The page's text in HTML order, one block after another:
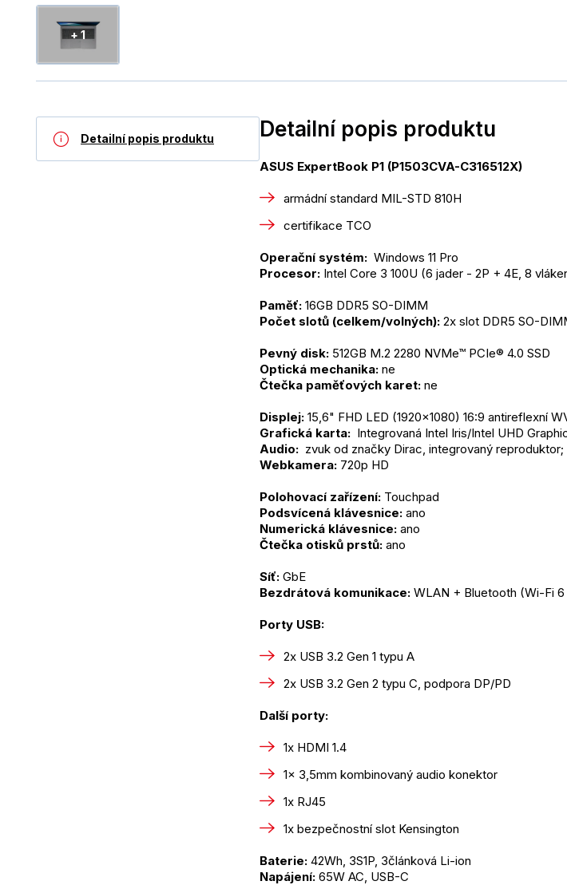
+ 1
Detailní popis produktu Detailní popis produktu
ASUS ExpertBook P1 (P1503CVA-C316512X)
armádní standard MIL-STD 810H
certifikace TCO
Operační systém: Windows 11 Pro
Procesor: Intel Core 3 100U (6 jader - 2P + 4E, 8
Paměť: 16GB DDR5 SO-DIMM
Počet slotů (celkem/volných): 2x slot DDR5 SO-
Pevný disk: 512GB M.2 2280 NVMe™ PCIe® 4.0 SSD
Optická mechanika: ne
Čtečka paměťových karet: ne
Displej: 15,6" FHD LED (1920x1080) 16:9 antireflexní
Grafická karta: Integrovaná Intel Iris/Intel UHD
Audio: zvuk od značky Dirac, integrovaný
Webkamera: 720p HD
Polohovací zařízení: Touchpad
Podsvícená klávesnice: ano
Numerická klávesnice: ano
Čtečka otisků prstů: ano
Síť: GbE
Bezdrátová komunikace: WLAN + Bluetooth (Wi-Fi
Porty USB:
2x USB 3.2 Gen 1 typu A
2x USB 3.2 Gen 2 typu C, podpora DP/PD
Další porty:
1x HDMI 1.4
1x 3,5mm kombinovaný audio konektor
1x RJ45
1x bezpečnostní slot Kensington
Baterie: 42Wh, 3S1P, 3článková Li-ion
Napájení: 65W AC, USB-C